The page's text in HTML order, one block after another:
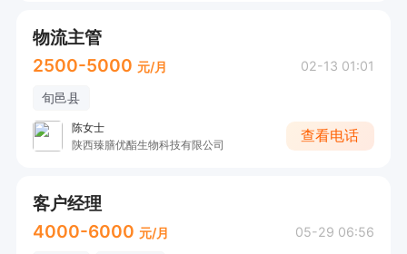
物流主管
2500-5000 元/月 02-13 01:01
旬邑县
陈女士
陕西臻膳优酯生物科技有限公司
查看电话
客户经理
4000-6000 元/月 05-29 06:56